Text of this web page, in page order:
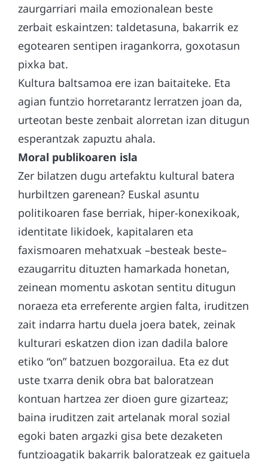
zaurgarriari maila emozionalean beste
zerbait eskaintzen: taldetasuna, bakarrik ez
egotearen sentipen iragankorra, goxotasun
pixka bat.
Kultura baltsamoa ere izan baitaiteke. Eta
agian funtzio horretarantz lerratzen joan da,
urteotan beste zenbait alorretan izan ditugun
esperantzak zapuztu ahala.
Moral publikoaren isla
Zer bilatzen dugu artefaktu kultural batera
hurbiltzen garenean? Euskal asuntu
politikoaren fase berriak, hiper-konexikoak,
identitate likidoek, kapitalaren eta
faxismoaren mehatxuak –besteak beste–
ezaugarritu dituzten hamarkada honetan,
zeinean momentu askotan sentitu ditugun
noraeza eta erreferente argien falta, iruditzen
zait indarra hartu duela joera batek, zeinak
kulturari eskatzen dion izan dadila balore
etiko “on” batzuen bozgorailua. Eta ez dut
uste txarra denik obra bat baloratzean
kontuan hartzea zer dioen gure gizarteaz;
baina iruditzen zait artelanak moral sozial
egoki baten argazki gisa bete dezaketen
funtzioagatik bakarrik baloratzeak ez gaituela